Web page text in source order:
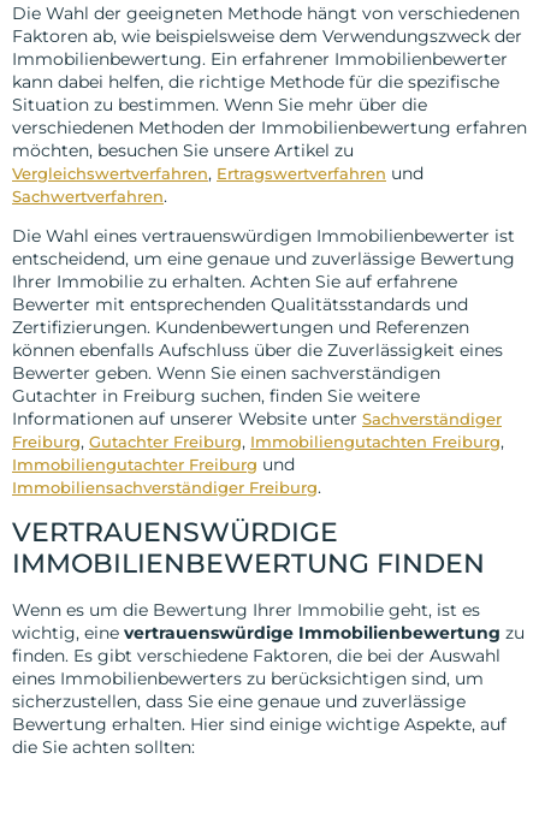
Die Wahl der geeigneten Methode hängt von verschiedenen
Faktoren ab, wie beispielsweise dem Verwendungszweck der
Immobilienbewertung. Ein erfahrener Immobilienbewerter
kann dabei helfen, die richtige Methode für die spezifische
Situation zu bestimmen. Wenn Sie mehr über die
verschiedenen Methoden der Immobilienbewertung erfahren
möchten, besuchen Sie unsere Artikel zu
Vergleichswertverfahren, Ertragswertverfahren und
Sachwertverfahren.
Die Wahl eines vertrauenswürdigen Immobilienbewerter ist
entscheidend, um eine genaue und zuverlässige Bewertung
Ihrer Immobilie zu erhalten. Achten Sie auf erfahrene
Bewerter mit entsprechenden Qualitätsstandards und
Zertifizierungen. Kundenbewertungen und Referenzen
können ebenfalls Aufschluss über die Zuverlässigkeit eines
Bewerter geben. Wenn Sie einen sachverständigen
Gutachter in Freiburg suchen, finden Sie weitere
Informationen auf unserer Website unter Sachverständiger
Freiburg, Gutachter Freiburg, Immobiliengutachten Freiburg,
Immobiliengutachter Freiburg und
Immobiliensachverständiger Freiburg.
VERTRAUENSWÜRDIGE
IMMOBILIENBEWERTUNG FINDEN
Wenn es um die Bewertung Ihrer Immobilie geht, ist es
wichtig, eine vertrauenswürdige Immobilienbewertung zu
finden. Es gibt verschiedene Faktoren, die bei der Auswahl
eines Immobilienbewerters zu berücksichtigen sind, um
sicherzustellen, dass Sie eine genaue und zuverlässige
Bewertung erhalten. Hier sind einige wichtige Aspekte, auf
die Sie achten sollten: